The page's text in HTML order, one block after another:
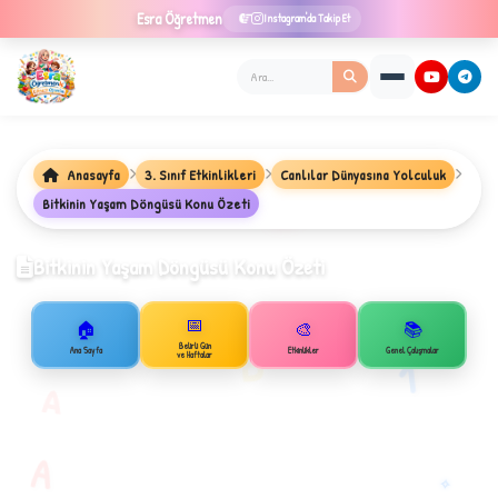
Esra Öğretmen Instagram'da Takip Et
B
✧
Anasayfa 3. Sınıf Etkinlikleri
Canlılar Dünyasına Yolculuk
Bitkinin Yaşam Döngüsü Konu Özeti
Bitkinin Yaşam Döngüsü Konu Özeti
🏠
Ana Sayfa
📅
Belirli Gün
ve Haftalar
🎨
Etkinlikler
📚
Genel Çalışmalar
1